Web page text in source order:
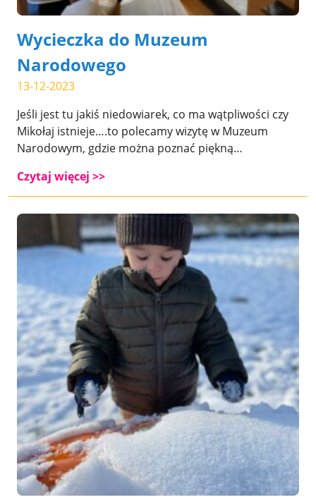
Wycieczka do Muzeum
Narodowego
13-12-2023
Jeśli jest tu jakiś niedowiarek, co ma wątpliwości czy
Mikołaj istnieje….to polecamy wizytę w Muzeum
Narodowym, gdzie można poznać piękną…
Czytaj więcej